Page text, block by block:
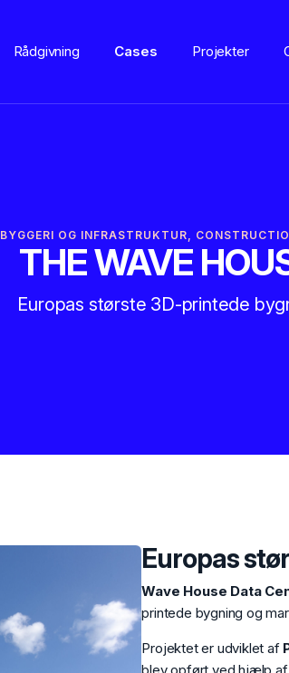
Rådgivning Cases Projekter
BYGGERI OG INFRASTRUKTUR,
THE WAVE
Europas største 3D-printede
Europas
Wave House Data
printede bygning og
Projektet er udviklet af